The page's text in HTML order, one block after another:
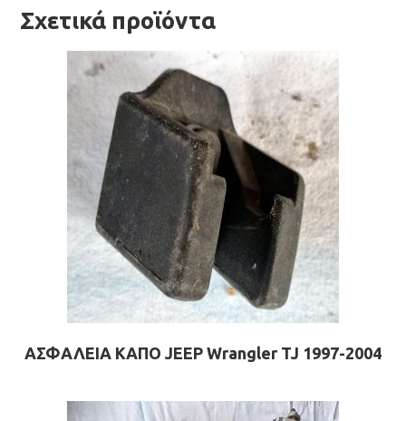
Σχετικά προϊόντα
ΑΣΦΑΛΕΙΑ ΚΑΠΟ JEEP Wrangler TJ 1997-2004